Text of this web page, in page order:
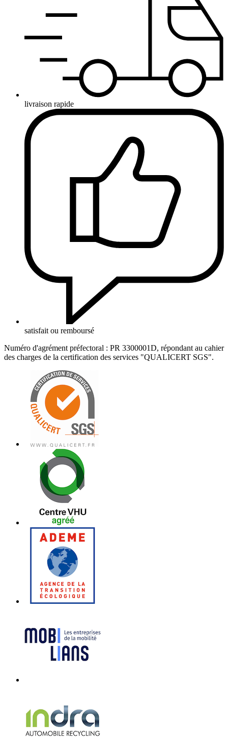
livraison rapide
satisfait ou remboursé
Numéro d'agrément préfectoral : PR 3300001D, répondant au cahier
des charges de la certification des services "QUALICERT SGS".